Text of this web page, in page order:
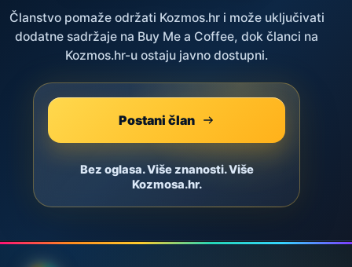
Članstvo pomaže održati Kozmos.hr i može uključivati
dodatne sadržaje na Buy Me a Coffee, dok članci na
Kozmos.hr-u ostaju javno dostupni.
Postani član
Bez oglasa. Više znanosti. Više
Kozmosa.hr.